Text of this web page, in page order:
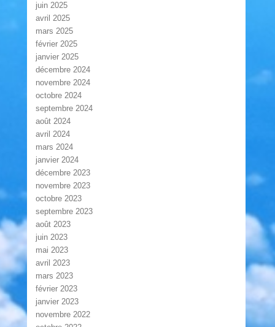
juin 2025
avril 2025
mars 2025
février 2025
janvier 2025
décembre 2024
novembre 2024
octobre 2024
septembre 2024
août 2024
avril 2024
mars 2024
janvier 2024
décembre 2023
novembre 2023
octobre 2023
septembre 2023
août 2023
juin 2023
mai 2023
avril 2023
mars 2023
février 2023
janvier 2023
novembre 2022